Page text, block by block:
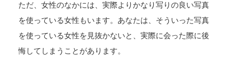
ただ、女性のなかには、実際よりかなり写りの良い写真
を使っている女性もいます。あなたは、そういった写真
を使っている女性を見抜かないと、実際に会った際に後
悔してしまうことがあります。